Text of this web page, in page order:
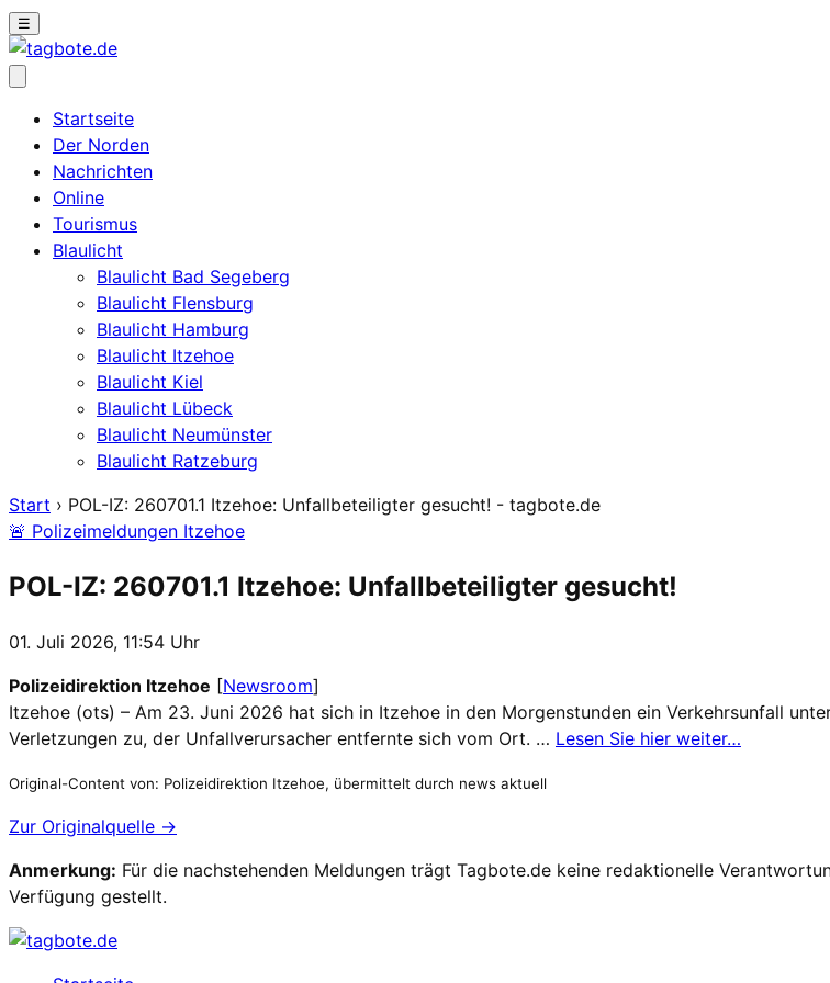
☰
Startseite
Der Norden
Nachrichten
Online
Tourismus
Blaulicht
Blaulicht Bad Segeberg
Blaulicht Flensburg
Blaulicht Hamburg
Blaulicht Itzehoe
Blaulicht Kiel
Blaulicht Lübeck
Blaulicht Neumünster
Blaulicht Ratzeburg
Start › POL-IZ: 260701.1 Itzehoe: Unfallbeteiligter gesucht! - tagbote.de
🚨 Polizeimeldungen Itzehoe
POL-IZ: 260701.1 Itzehoe: Unfallbeteiligter gesucht!
01. Juli 2026, 11:54 Uhr
Polizeidirektion Itzehoe [Newsroom]
Itzehoe (ots) – Am 23. Juni 2026 hat sich in Itzehoe in den Morgenstunden ein Verkehrsunfall
Verletzungen zu, der Unfallverursacher entfernte sich vom Ort. … Lesen Sie hier weiter…
Original-Content von: Polizeidirektion Itzehoe, übermittelt durch news aktuell
Zur Originalquelle →
Anmerkung: Für die nachstehenden Meldungen trägt Tagbote.de keine redaktionelle
Verfügung gestellt.